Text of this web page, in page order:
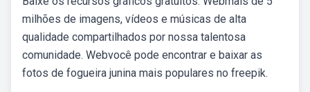
milhões de imagens, vídeos e músicas de alta
qualidade compartilhados por nossa talentosa
comunidade. Webvocê pode encontrar e baixar as
fotos de fogueira junina mais populares no freepik.